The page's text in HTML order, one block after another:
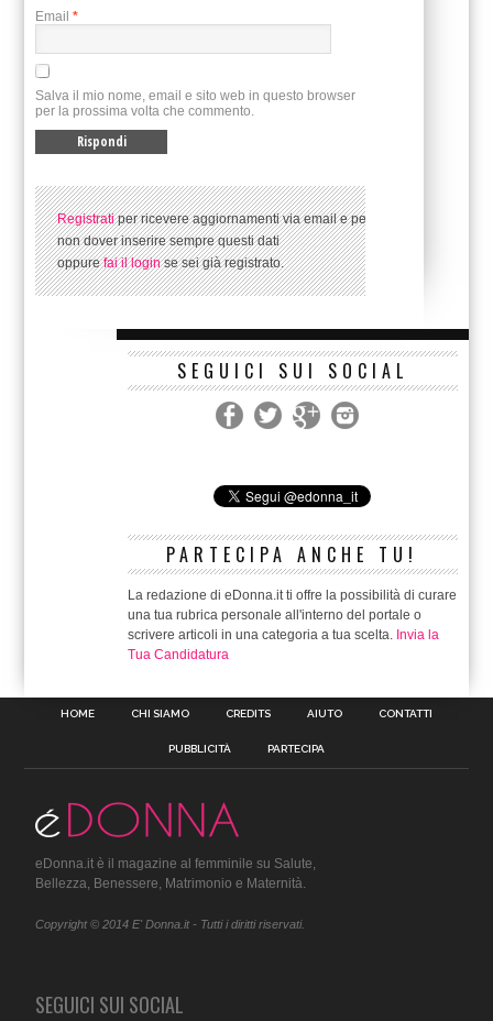
Email *
Salva il mio nome, email e sito web in questo browser
per la prossima volta che commento.
Registratiper ricevere aggiornamenti via email e per
non dover inserire sempre questi dati
oppurefai il loginse sei già registrato.
SEGUICI SUI SOCIAL
PARTECIPA ANCHE TU!
La redazione di eDonna.it ti offre la possibilità di curare
una tua rubrica personale all'interno del portale o
scrivere articoli in una categoria a tua scelta. Invia la
Tua Candidatura
HOME CHI SIAMO CREDITS AIUTO CONTATTI
PUBBLICITÀ PARTECIPA
eDonna.it è il magazine al femminile su Salute,
Bellezza, Benessere, Matrimonio e Maternità.
Copyright © 2014 E' Donna.it - Tutti i diritti riservati.
SEGUICI SUI SOCIAL